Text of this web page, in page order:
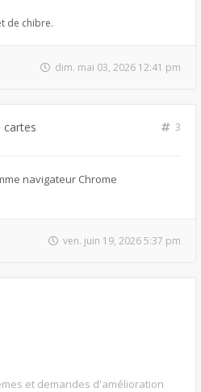
de chibre.
dim. mai 03, 2026 12:41 pm
cartes
3
navigateur Chrome
ven. juin 19, 2026 5:37 pm
et demandes d'amélioration